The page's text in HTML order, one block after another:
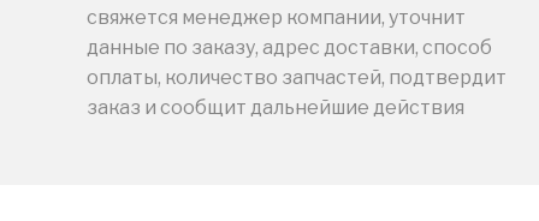
свяжется менеджер компании, уточнит
данные по заказу, адрес доставки, способ
оплаты, количество запчастей, подтвердит
заказ и сообщит дальнейшие действия